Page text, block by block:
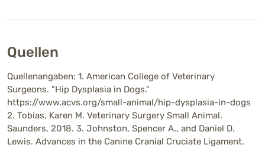
Quellen
Quellenangaben: 1. American College of Veterinary
Surgeons. "Hip Dysplasia in Dogs."
https://www.acvs.org/small-animal/hip-dysplasia-in-dogs
2. Tobias, Karen M. Veterinary Surgery Small Animal.
Saunders, 2018. 3. Johnston, Spencer A., and Daniel D.
Lewis. Advances in the Canine Cranial Cruciate Ligament.